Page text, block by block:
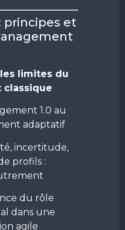
principes et
limites du
classique
1.0 au
adaptatif
incertitude,
profils :
du rôle
dans une
agile